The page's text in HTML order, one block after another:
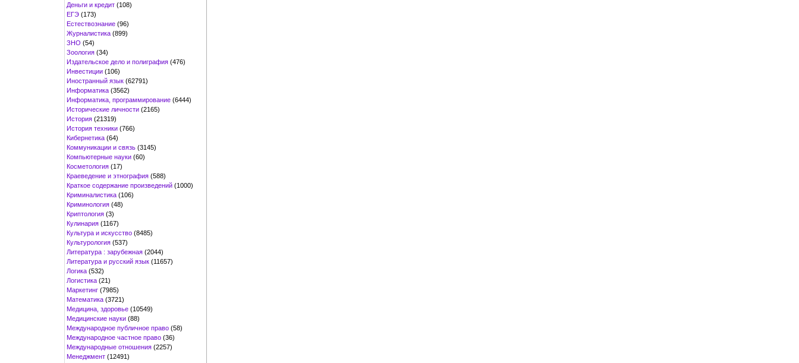
Деньги и кредит (108)
ЕГЭ (173)
Естествознание (96)
Журналистика (899)
ЗНО (54)
Зоология (34)
Издательское дело и полиграфия (476)
Инвестиции (106)
Иностранный язык (62791)
Информатика (3562)
Информатика, программирование (6444)
Исторические личности (2165)
История (21319)
История техники (766)
Кибернетика (64)
Коммуникации и связь (3145)
Компьютерные науки (60)
Косметология (17)
Краеведение и этнография (588)
Краткое содержание произведений (1000)
Криминалистика (106)
Криминология (48)
Криптология (3)
Кулинария (1167)
Культура и искусство (8485)
Культурология (537)
Литература : зарубежная (2044)
Литература и русский язык (11657)
Логика (532)
Логистика (21)
Маркетинг (7985)
Математика (3721)
Медицина, здоровье (10549)
Медицинские науки (88)
Международное публичное право (58)
Международное частное право (36)
Международные отношения (2257)
Менеджмент (12491)